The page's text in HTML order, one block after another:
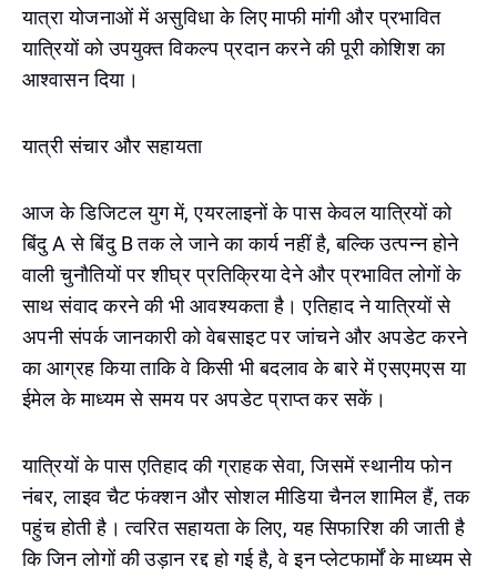
यात्रा योजनाओं में असुविधा के लिए माफी मांगी और प्रभावित
यात्रियों को उपयुक्त विकल्प प्रदान करने की पूरी कोशिश का
आश्वासन दिया।
यात्री संचार और सहायता
आज के डिजिटल युग में, एयरलाइनों के पास केवल यात्रियों को
बिंदु A से बिंदु B तक ले जाने का कार्य नहीं है, बल्कि उत्पन्न होने
वाली चुनौतियों पर शीघ्र प्रतिक्रिया देने और प्रभावित लोगों के
साथ संवाद करने की भी आवश्यकता है। एतिहाद ने यात्रियों से
अपनी संपर्क जानकारी को वेबसाइट पर जांचने और अपडेट करने
का आग्रह किया ताकि वे किसी भी बदलाव के बारे में एसएमएस या
ईमेल के माध्यम से समय पर अपडेट प्राप्त कर सकें।
यात्रियों के पास एतिहाद की ग्राहक सेवा, जिसमें स्थानीय फोन
नंबर, लाइव चैट फंक्शन और सोशल मीडिया चैनल शामिल हैं, तक
पहुंच होती है। त्वरित सहायता के लिए, यह सिफारिश की जाती है
कि जिन लोगों की उड़ान रद्द हो गई है, वे इन प्लेटफार्मों के माध्यम से